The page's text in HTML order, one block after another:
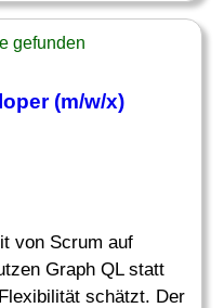
gefunden
(m/w/x)
von Scrum auf
Graph QL statt
schätzt. Der